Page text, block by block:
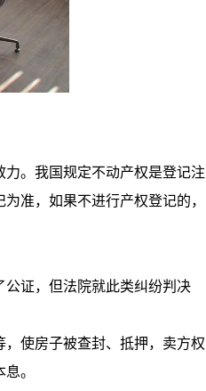
。我国规定不动产权是登记注
准，如果不进行产权登记的，
证，但法院就此类纠纷判决
使房子被查封、抵押，卖方权
。